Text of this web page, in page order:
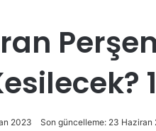
2023 Son güncelleme: 23 Haziran